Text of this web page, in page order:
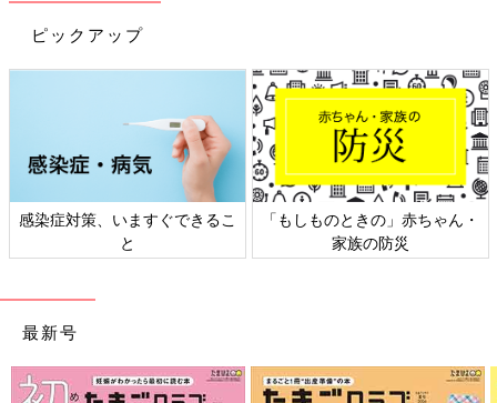
Amazonで見る
ピックアップ
感染症対策、いますぐできるこ
と
「もしものときの」赤ちゃん・
家族の防災
最新号